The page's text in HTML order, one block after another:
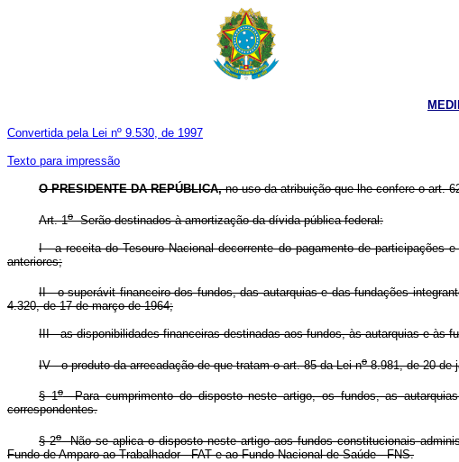
Convertida pela Lei nº 9.530, de 1997
Texto para impressão
O PRESIDENTE DA REPÚBLICA,no uso da atribuição que lhe confere o art.
Art. 1oSerão destinados à amortização da dívida pública federal:
I - a receita do Tesouro Nacional decorrente do pagamento de participações
anteriores;
II - o superávit financeiro dos fundos, das autarquias e das fundações
4.320, de 17 de março de 1964;
III - as disponibilidades financeiras destinadas aos fundos, às autarquias e às
IV - o produto da arrecadação de que tratam o art. 85 da Lei no8.981, de 20 de
§ 1oPara cumprimento do disposto neste artigo, os fundos, as
correspondentes.
§ 2oNão se aplica o disposto neste artigo aos fundos constitucionais
Fundo de Amparo ao Trabalhador - FAT e ao Fundo Nacional de Saúde - FNS.